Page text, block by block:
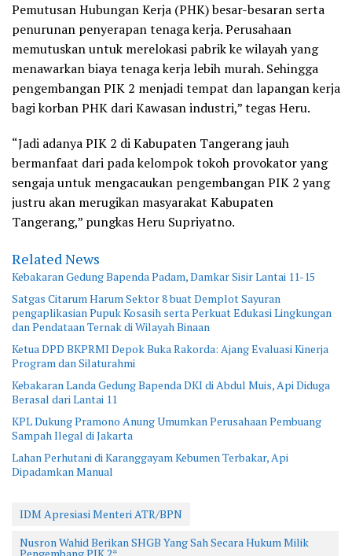
Pemutusan Hubungan Kerja (PHK) besar-besaran serta
penurunan penyerapan tenaga kerja. Perusahaan
memutuskan untuk merelokasi pabrik ke wilayah yang
menawarkan biaya tenaga kerja lebih murah. Sehingga
pengembangan PIK 2 menjadi tempat dan lapangan kerja
bagi korban PHK dari Kawasan industri,” tegas Heru.
“Jadi adanya PIK 2 di Kabupaten Tangerang jauh
bermanfaat dari pada kelompok tokoh provokator yang
sengaja untuk mengacaukan pengembangan PIK 2 yang
justru akan merugikan masyarakat Kabupaten
Tangerang,” pungkas Heru Supriyatno.
Related News
Kebakaran Gedung Bapenda Padam, Damkar Sisir Lantai 11-15
Satgas Citarum Harum Sektor 8 buat Demplot Sayuran
pengaplikasian Pupuk Kosasih serta Perkuat Edukasi Lingkungan
dan Pendataan Ternak di Wilayah Binaan
Ketua DPD BKPRMI Depok Buka Rakorda: Ajang Evaluasi Kinerja
Program dan Silaturahmi
Kebakaran Landa Gedung Bapenda DKI di Abdul Muis, Api Diduga
Berasal dari Lantai 11
KPL Dukung Pramono Anung Umumkan Perusahaan Pembuang
Sampah Ilegal di Jakarta
Lahan Perhutani di Karanggayam Kebumen Terbakar, Api
Dipadamkan Manual
IDM Apresiasi Menteri ATR/BPN
Nusron Wahid Berikan SHGB Yang Sah Secara Hukum Milik